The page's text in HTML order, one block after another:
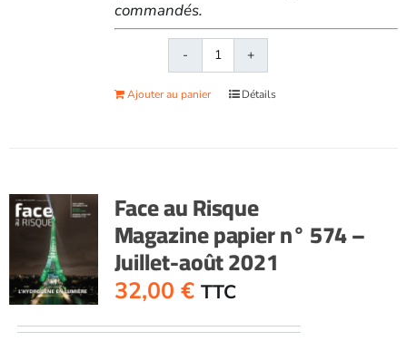
commandés.
quantité
de
Face
573
-
Juin
2021
Ajouter au panier Détails
Face au Risque
Magazine papier n° 574 –
Juillet-août 2021
32,00 € TTC